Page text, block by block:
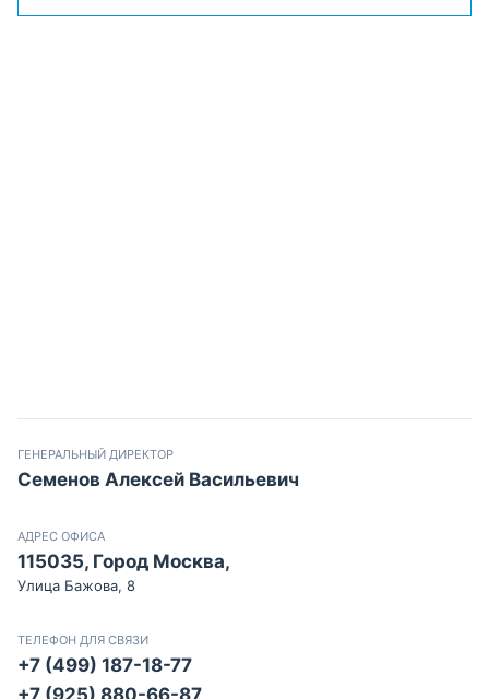
ГЕНЕРАЛЬНЫЙ ДИРЕКТОР
Семенов Алексей Васильевич
АДРЕС ОФИСА
115035, Город Москва,
Улица Бажова, 8
ТЕЛЕФОН ДЛЯ СВЯЗИ
+7 (499) 187-18-77
+7 (925) 880-66-87